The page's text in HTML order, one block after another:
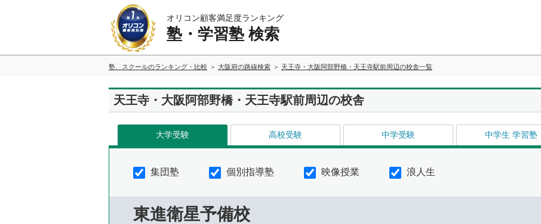
オリコン顧客満足度ランキング
塾・学習塾 検索
塾、スクールのランキング・比較 大阪府の路線検索 天王寺・大阪阿部野橋・天王寺駅前周辺の校舎一覧
天王寺・大阪阿部野橋・天王寺駅前周辺の校舎
大学受験 高校受験 中学受験 中学生 学習塾
集団塾 個別指導塾 映像授業 浪人生
東進衛星予備校